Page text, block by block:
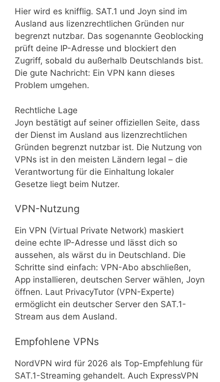
Hier wird es knifflig. SAT.1 und Joyn sind im
Ausland aus lizenzrechtlichen Gründen nur
begrenzt nutzbar. Das sogenannte Geoblocking
prüft deine IP-Adresse und blockiert den
Zugriff, sobald du außerhalb Deutschlands bist.
Die gute Nachricht: Ein VPN kann dieses
Problem umgehen.
Rechtliche Lage
Joyn bestätigt auf seiner offiziellen Seite, dass
der Dienst im Ausland aus lizenzrechtlichen
Gründen begrenzt nutzbar ist. Die Nutzung von
VPNs ist in den meisten Ländern legal – die
Verantwortung für die Einhaltung lokaler
Gesetze liegt beim Nutzer.
VPN-Nutzung
Ein VPN (Virtual Private Network) maskiert
deine echte IP-Adresse und lässt dich so
aussehen, als wärst du in Deutschland. Die
Schritte sind einfach: VPN-Abo abschließen,
App installieren, deutschen Server wählen, Joyn
öffnen. Laut PrivacyTutor (VPN-Experte)
ermöglicht ein deutscher Server den SAT.1-
Stream aus dem Ausland.
Empfohlene VPNs
NordVPN wird für 2026 als Top-Empfehlung für
SAT.1-Streaming gehandelt. Auch ExpressVPN